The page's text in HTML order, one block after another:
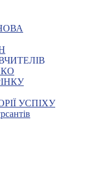
УСПІХУ